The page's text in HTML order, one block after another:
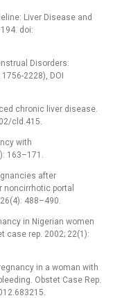
Liver Disease and
doi:
Disorders:
2228), DOI
chronic liver disease.
cld.415.
with
163–171.
after
portal
488–490.
in Nigerian women
case rep. 2002; 22(1):
in a woman with
Obstet Case Rep.